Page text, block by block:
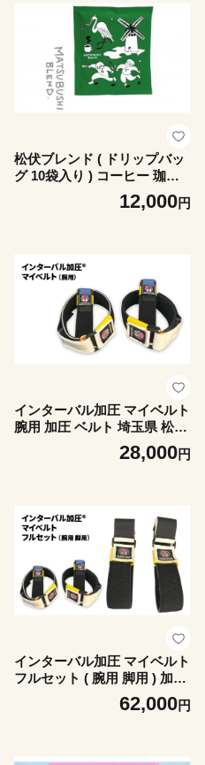
松伏ブレンド ( ドリップバッ
グ 10袋入り ) コーヒー 珈琲
ブレンド 飲みやすい DIPタイ
12,000円
インターバル加圧 マイベルト
腕用 加圧 ベルト 埼玉県 松伏
28,000円
インターバル加圧 マイベルト
フルセット ( 腕用 脚用 ) 加圧
ベルト 埼玉県 松伏町 L
62,000円